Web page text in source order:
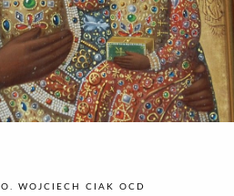
O. WOJCIECH CIAK OCD